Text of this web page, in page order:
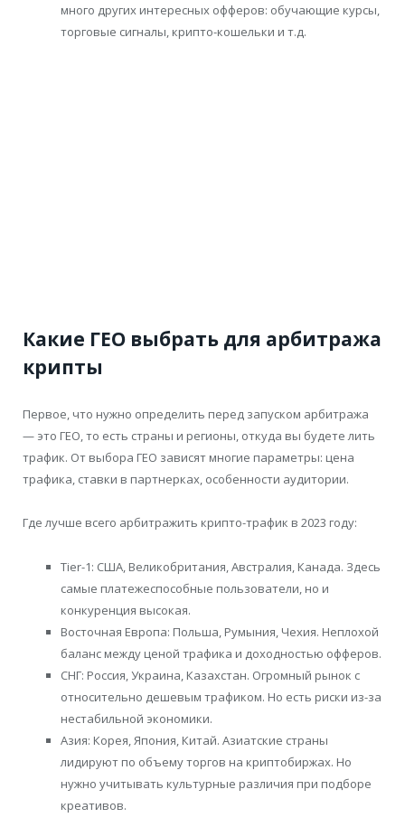
много других интересных офферов: обучающие курсы,
торговые сигналы, крипто-кошельки и т.д.
Какие ГЕО выбрать для арбитража
крипты
Первое, что нужно определить перед запуском арбитража
— это ГЕО, то есть страны и регионы, откуда вы будете лить
трафик. От выбора ГЕО зависят многие параметры: цена
трафика, ставки в партнерках, особенности аудитории.
Где лучше всего арбитражить крипто-трафик в 2023 году:
Tier-1: США, Великобритания, Австралия, Канада. Здесь
самые платежеспособные пользователи, но и
конкуренция высокая.
Восточная Европа: Польша, Румыния, Чехия. Неплохой
баланс между ценой трафика и доходностью офферов.
СНГ: Россия, Украина, Казахстан. Огромный рынок с
относительно дешевым трафиком. Но есть риски из-за
нестабильной экономики.
Азия: Корея, Япония, Китай. Азиатские страны
лидируют по объему торгов на криптобиржах. Но
нужно учитывать культурные различия при подборе
креативов.